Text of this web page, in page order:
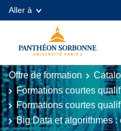
Aller à
Offre de formation
Formations courtes
Formations courtes
Big Data et algorithmes